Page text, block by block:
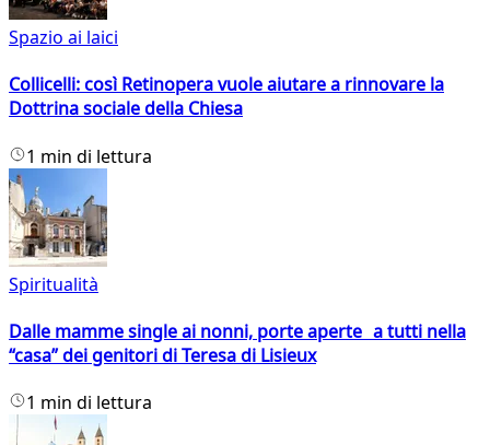
Spazio ai laici
Collicelli: così Retinopera vuole aiutare a rinnovare la
Dottrina sociale della Chiesa
1 min di lettura
Spiritualità
Dalle mamme single ai nonni, porte aperte a tutti nella
“casa” dei genitori di Teresa di Lisieux
1 min di lettura